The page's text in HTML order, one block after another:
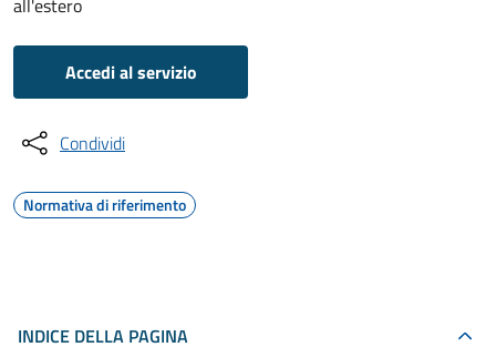
all'estero
Accedi al servizio
Condividi
Normativa di riferimento
INDICE DELLA PAGINA